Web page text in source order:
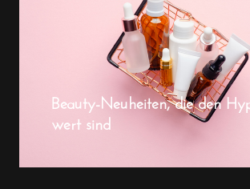
Beauty-Neuheiten, die den
wert sind